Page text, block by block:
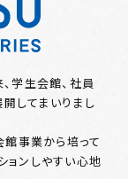
学生会館、社員
してまいりまし
事業から培って
ョンしやすい心地